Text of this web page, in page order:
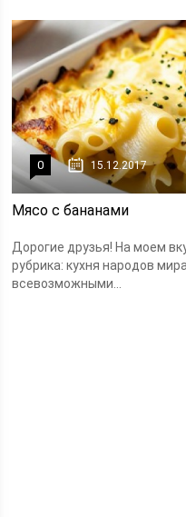
0 15.12.2017
Мясо с бананами
Дорогие друзья! На моем
рубрика: кухня народов
всевозможными...